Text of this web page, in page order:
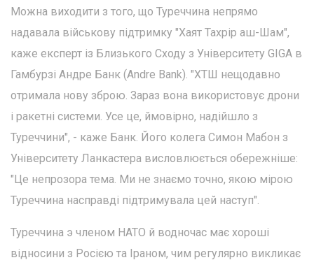
Можна виходити з того, що Туреччина непрямо
надавала військову підтримку "Хаят Тахрір аш-Шам",
каже експерт із Близького Сходу з Університету GIGA в
Гамбурзі Андре Банк (Andre Bank). "ХТШ нещодавно
отримала нову зброю. Зараз вона використовує дрони
і ракетні системи. Усе це, ймовірно, надійшло з
Туреччини", - каже Банк. Його колега Симон Мабон з
Університету Ланкастера висловлюється обережніше:
"Це непрозора тема. Ми не знаємо точно, якою мірою
Туреччина насправді підтримувала цей наступ".
Туреччина э членом НАТО й водночас має хороші
відносини з Росією та Іраном, чим регулярно викликає